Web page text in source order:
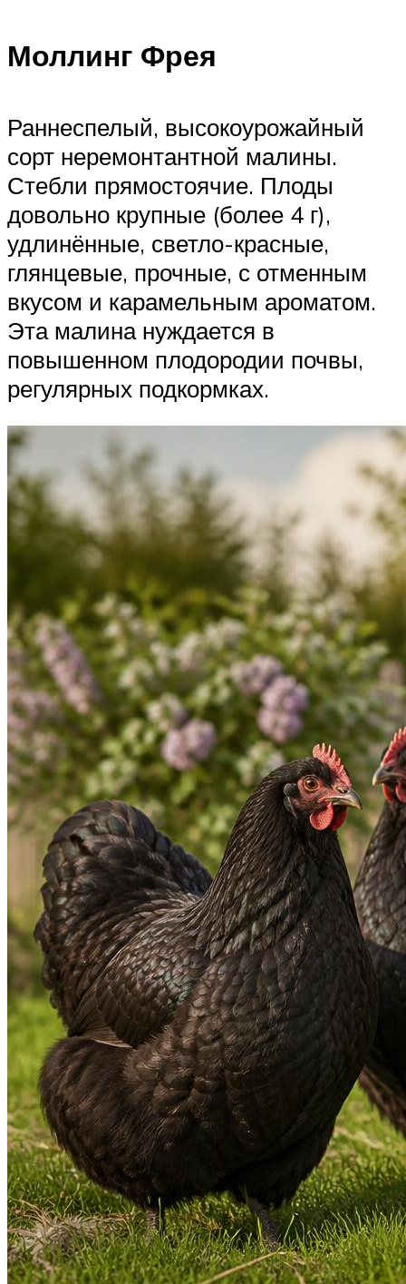
Моллинг Фрея
Раннеспелый, высокоурожайный
сорт неремонтантной малины.
Стебли прямостоячие. Плоды
довольно крупные (более 4 г),
удлинённые, светло-красные,
глянцевые, прочные, с отменным
вкусом и карамельным ароматом.
Эта малина нуждается в
повышенном плодородии почвы,
регулярных подкормках.